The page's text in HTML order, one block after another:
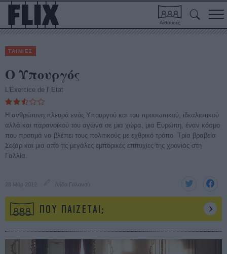
Αίθουσες
ΤΑΙΝΙΕΣ
Ο Υπουργός
L'Exercice de l' Etat
Η ανθρώπινη πλευρά ενός Υπουργού και του προσωπικού, ιδεαλιστικού
αλλά και παρανοϊκού του αγώνα σε μια χώρα, μια Ευρώπη, έναν κόσμο
που προτιμά να βλέπει τους πολιτικούς με εχθρικό τρόπο. Τρία βραβεία
Σεζάρ και μια από τις μεγάλες εμπορικές επιτυχίες της χρονιάς στη
Γαλλία.
28 Μάρ 2012 Λήδα Γαλανού
ΠΟΥ ΠΑΙΖΕΤΑΙ;